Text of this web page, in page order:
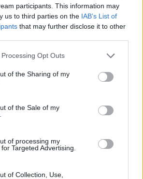
participants. This information may
us to third parties on the IAB’s List of
that may further disclose it to other
website/app uses one or more Google
or usage behaviour. You may click to
to Google and its third-party tags to
specified purposes in below Google
Opt Outs
of the Sharing of my
of the Sale of my
of processing my
Targeted Advertising.
of Collection, Use,
μια οικογενειακή επιχείρηση. Οι
θα σας φροντίσουν σαν
ό,τι καλύτερο μπορούν για να